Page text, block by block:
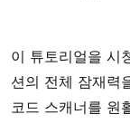
이 튜토리얼을 시
션의 전체 잠재력
코드 스캐너를 원